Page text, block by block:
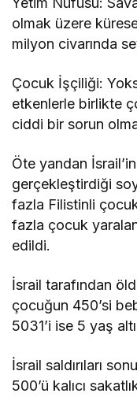
olmak üzere
milyon civarında
Çocuk İşçiliği:
etkenlerle birlikte
ciddi bir sorun
Öte yandan
gerçekleştirdiği
fazla Filistinli
fazla çocuk
edildi.
İsrail tarafından
çocuğun 450’si
5031’i ise 5 yaş
İsrail saldırıları
500’ü kalıcı